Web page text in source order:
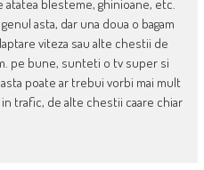
blesteme, ghinioane, etc.
asta, dar una doua o bagam
viteza sau alte chestii de
pe bune, sunteti o tv super si
poate ar trebui vorbi mai mult
trafic, de alte chestii caare chiar